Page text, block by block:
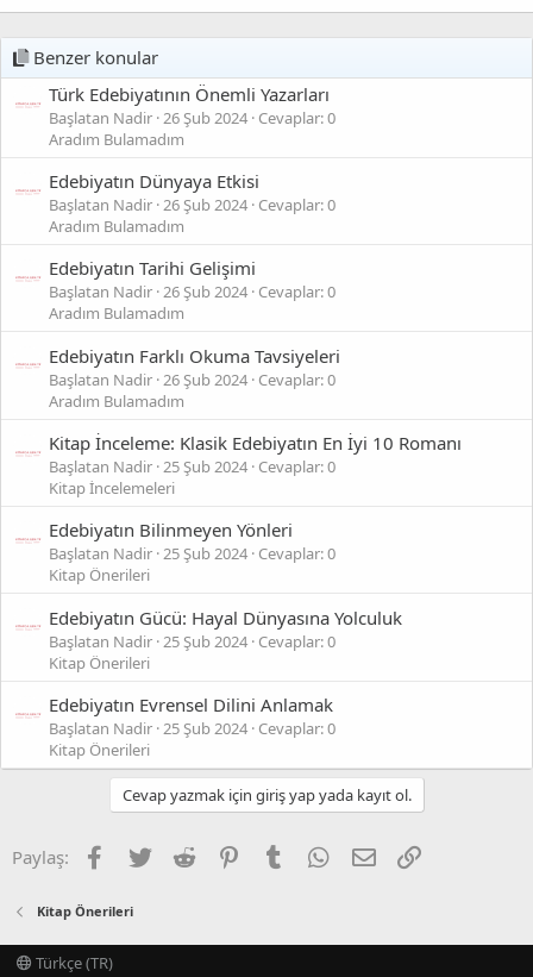
Benzer konular
Türk Edebiyatının Önemli Yazarları
Başlatan Nadir 26 Şub 2024 Cevaplar: 0
Aradım Bulamadım
Edebiyatın Dünyaya Etkisi
Başlatan Nadir 26 Şub 2024 Cevaplar: 0
Aradım Bulamadım
Edebiyatın Tarihi Gelişimi
Başlatan Nadir 26 Şub 2024 Cevaplar: 0
Aradım Bulamadım
Edebiyatın Farklı Okuma Tavsiyeleri
Başlatan Nadir 26 Şub 2024 Cevaplar: 0
Aradım Bulamadım
Kitap İnceleme: Klasik Edebiyatın En İyi 10 Romanı
Başlatan Nadir 25 Şub 2024 Cevaplar: 0
Kitap İncelemeleri
Edebiyatın Bilinmeyen Yönleri
Başlatan Nadir 25 Şub 2024 Cevaplar: 0
Kitap Önerileri
Edebiyatın Gücü: Hayal Dünyasına Yolculuk
Başlatan Nadir 25 Şub 2024 Cevaplar: 0
Kitap Önerileri
Edebiyatın Evrensel Dilini Anlamak
Başlatan Nadir 25 Şub 2024 Cevaplar: 0
Kitap Önerileri
Cevap yazmak için giriş yap yada kayıt ol.
Paylaş: Facebook
Twitter Reddit PinterestTumblr WhatsApp
E-posta
Kitap Önerileri
Türkçe (TR)